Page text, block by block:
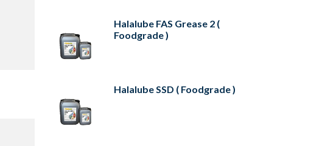
Halalube FAS Grease 2 (
Foodgrade )
Halalube SSD ( Foodgrade )